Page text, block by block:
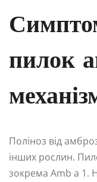
пилок
Поліноз від
інших рослин.
зокрема Amb a 1.